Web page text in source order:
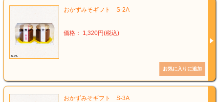
おかずみそギフト S-2A
価格： 1,320円(税込)
おかずみそギフト S-3A